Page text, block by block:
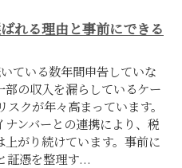
れる理由と事前にできる
ている数年間申告していな
の収入を漏らしているケー
クが年々高まっています。
ンバーとの連携により、税
がり続けています。事前に
証憑を整理す...